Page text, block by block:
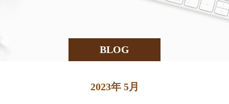
BLOG
2023年 5月